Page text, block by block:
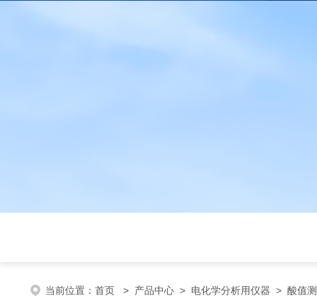
当前位置： 首页 > 产品中心 > 电化学分析用仪器 > 酸值